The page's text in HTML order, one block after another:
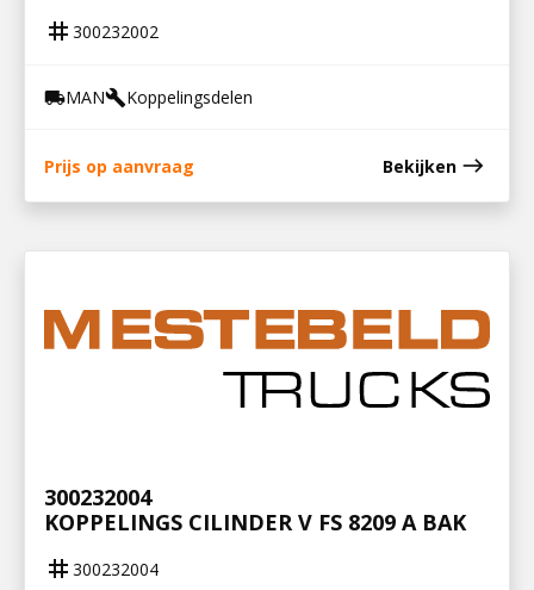
tag 300232002
local_shippingMANbuildKoppelingsdelen
Prijs op aanvraag Bekijken east
300232004
KOPPELINGS CILINDER V FS 8209 A BAK
tag 300232004